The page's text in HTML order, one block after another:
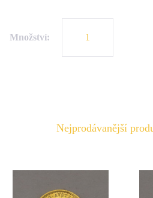
Množství:
Nejprodávanější